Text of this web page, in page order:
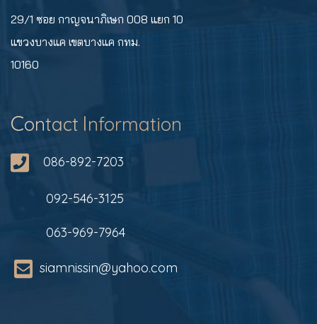
29/1 ซอย กาญจนาภิเษก 008 แยก 10
แขวงบางแค เขตบางแค กทม.
10160
Contact Information
086-892-7203
092-546-3125
063-969-7964
siamnissin@yahoo.com